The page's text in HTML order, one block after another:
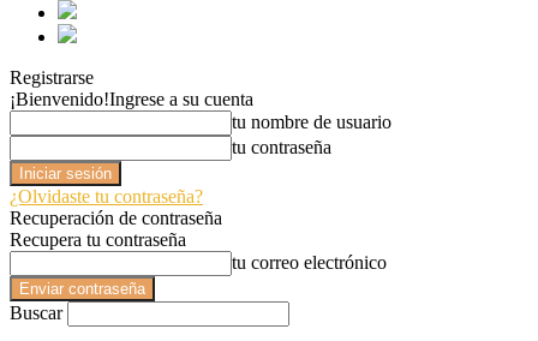
Registrarse
¡Bienvenido!Ingrese a su cuenta
tu nombre de usuario
tu contraseña
¿Olvidaste tu contraseña?
Recuperación de contraseña
Recupera tu contraseña
tu correo electrónico
Buscar